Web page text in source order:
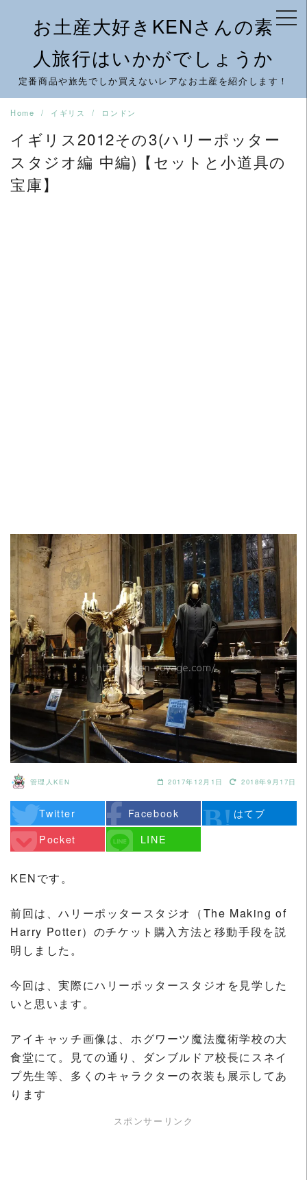
content
お土産大好きKENさんの素
人旅行はいかがでしょうか
定番商品や旅先でしか買えないレアなお土産を紹介します！
Home イギリス ロンドン
イギリス2012その3(ハリーポッター
スタジオ編 中編)【セットと小道具の
宝庫】
管理人KEN 2017年12月1日 2018年9月17日
Twitter Facebook
はてブ
Pocket
LINE
KENです。
前回は、ハリーポッタースタジオ（The Making of
Harry Potter）のチケット購入方法と移動手段を説
明しました。
今回は、実際にハリーポッタースタジオを見学した
いと思います。
アイキャッチ画像は、ホグワーツ魔法魔術学校の大
食堂にて。見ての通り、ダンブルドア校長にスネイ
プ先生等、多くのキャラクターの衣装も展示してあ
ります
スポンサーリンク